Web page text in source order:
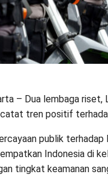
– Dua lembaga riset,
tren positif
publik terhadap
Indonesia di
tingkat keamanan